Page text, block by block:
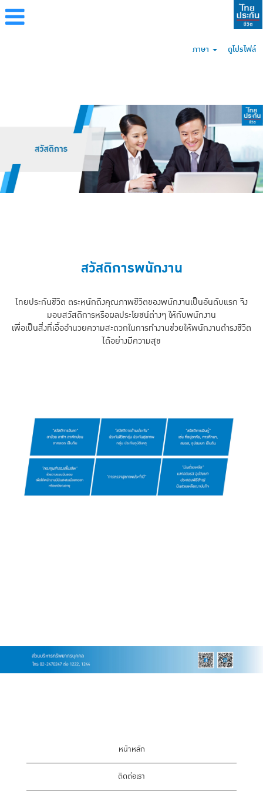
ภาษา ดูโปรไฟล์
สวัสดิการพนักงาน
ไทยประกันชีวิต ตระหนักถึงคุณภาพชีวิตของพนักงานเป็นอันดับแรก จึง
มอบสวัสดิการหรือผลประโยชน์ต่างๆ ให้กับพนักงาน
เพื่อเป็นสิ่งที่เอื้ออำนวยความสะดวกในการทำงานช่วยให้พนักงานดำรงชีวิต
ได้อย่างมีความสุข
หน้าหลัก
ติดต่อเรา